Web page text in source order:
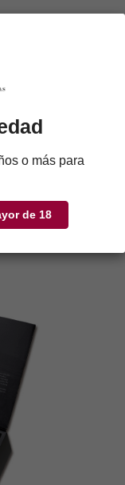
Maturana
o más para
de 18